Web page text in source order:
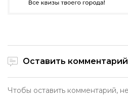
Оставить комментарий